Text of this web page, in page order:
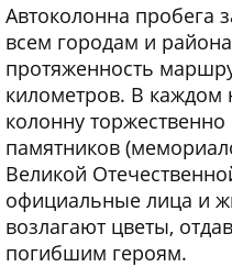
Автоколонна пробега
всем городам и
протяженность
километров. В каждом
колонну торжественно
памятников
Великой
официальные лица и
возлагают цветы,
погибшим героям.